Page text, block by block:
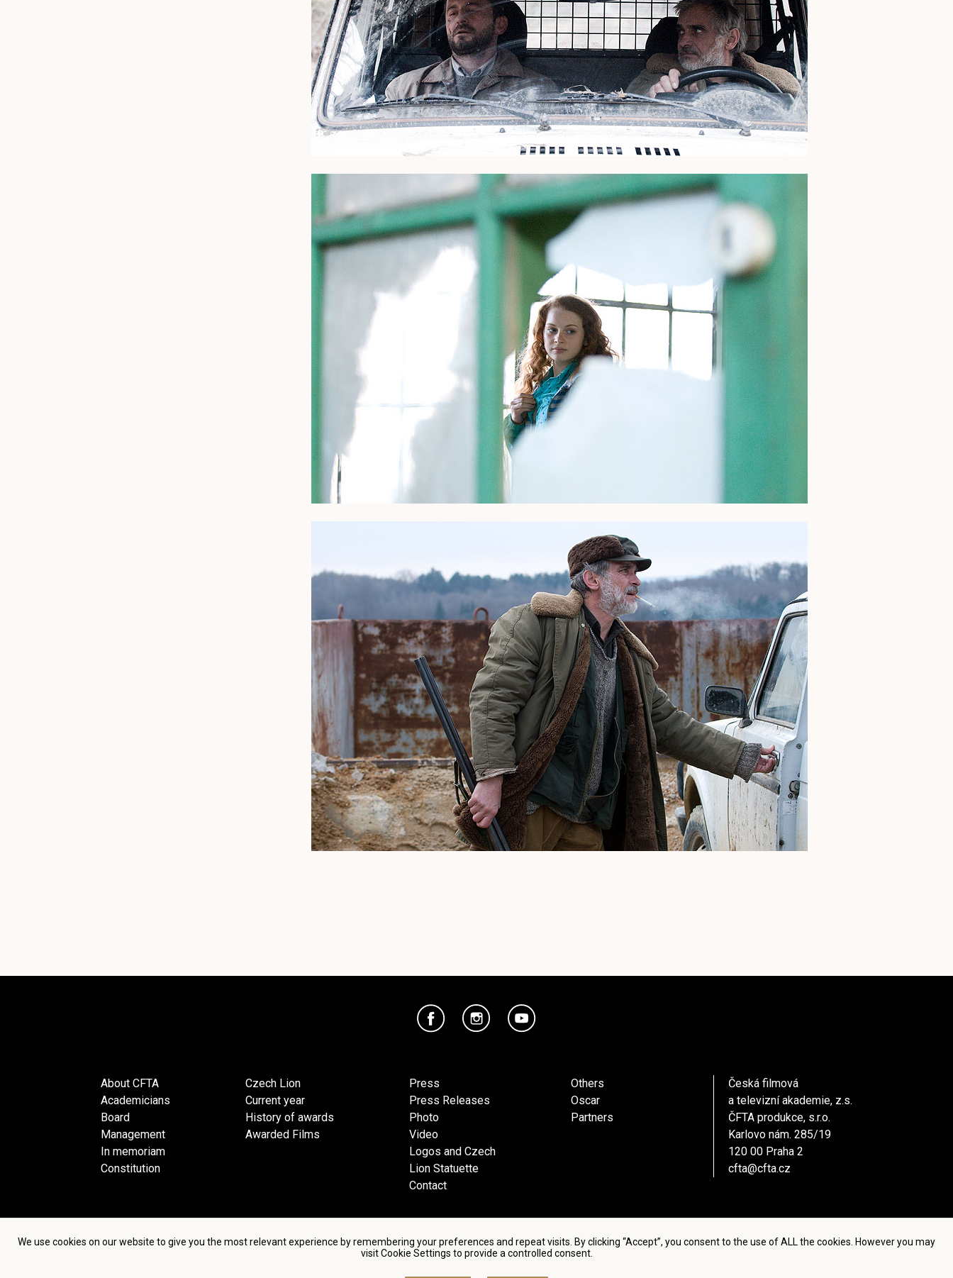
We use cookies on our website to give you the most relevant experience by remembering your preferences and repeat visits. By clicking “Accept”, you consent to the use of ALL the cookies. However you may
visit Cookie Settings to provide a controlled consent.
About CFTA
Academicians
Board
Management
In memoriam
Constitution
Czech Lion
Current year
History of awards
Awarded Films
Press
Press Releases
Photo
Video
Logos and Czech
Lion Statuette
Contact
Others
Oscar
Partners
Česká filmová
a televizní akademie, z.s.
ČFTA produkce, s.r.o.
Karlovo nám. 285/19
120 00 Praha 2
cfta@cfta.cz
Terms and conditions of using personal data and privacy policy